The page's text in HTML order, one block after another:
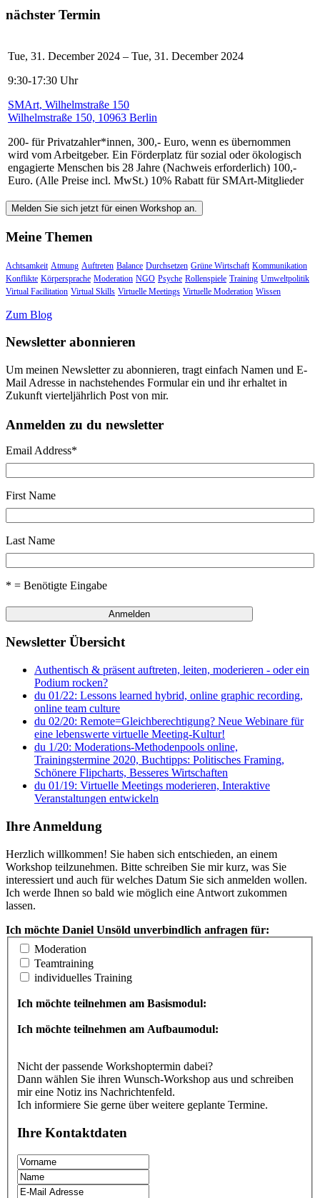
nächster Termin
Tue, 31. December 2024 – Tue, 31. December 2024
9:30-17:30 Uhr
SMArt, Wilhelmstraße 150
Wilhelmstraße 150, 10963 Berlin
200- für Privatzahler*innen, 300,- Euro, wenn es übernommen
wird vom Arbeitgeber. Ein Förderplatz für sozial oder ökologisch
engagierte Menschen bis 28 Jahre (Nachweis erforderlich) 100,-
Euro. (Alle Preise incl. MwSt.) 10% Rabatt für SMArt-Mitglieder
Melden Sie sich jetzt für einen Workshop an.
Meine Themen
Achtsamkeit Atmung Auftreten Balance Durchsetzen Grüne Wirtschaft Kommunikation
Konflikte Körpersprache Moderation NGO Psyche Rollenspiele Training Umweltpolitik
Virtual Facilitation Virtual Skills Virtuelle Meetings Virtuelle Moderation Wissen
Zum Blog
Newsletter abonnieren
Um meinen Newsletter zu abonnieren, tragt einfach Namen und E-
Mail Adresse in nachstehendes Formular ein und ihr erhaltet in
Zukunft vierteljährlich Post von mir.
Anmelden zu du newsletter
Email Address*
First Name
Last Name
* = Benötigte Eingabe
Newsletter Übersicht
Authentisch & präsent auftreten, leiten, moderieren - oder ein
Podium rocken?
du 01/22: Lessons learned hybrid, online graphic recording,
online team culture
du 02/20: Remote=Gleichberechtigung? Neue Webinare für
eine lebenswerte virtuelle Meeting-Kultur!
du 1/20: Moderations-Methodenpools online,
Trainingstermine 2020, Buchtipps: Politisches Framing,
Schönere Flipcharts, Besseres Wirtschaften
du 01/19: Virtuelle Meetings moderieren, Interaktive
Veranstaltungen entwickeln
Ihre Anmeldung
Herzlich willkommen! Sie haben sich entschieden, an einem
Workshop teilzunehmen. Bitte schreiben Sie mir kurz, was Sie
interessiert und auch für welches Datum Sie sich anmelden wollen.
Ich werde Ihnen so bald wie möglich eine Antwort zukommen
lassen.
Ich möchte Daniel Unsöld unverbindlich anfragen für:
Moderation
Teamtraining
individuelles Training
Ich möchte teilnehmen am Basismodul:
Ich möchte teilnehmen am Aufbaumodul:
Nicht der passende Workshoptermin dabei?
Dann wählen Sie ihren Wunsch-Workshop aus und schreiben
mir eine Notiz ins Nachrichtenfeld.
Ich informiere Sie gerne über weitere geplante Termine.
Ihre Kontaktdaten